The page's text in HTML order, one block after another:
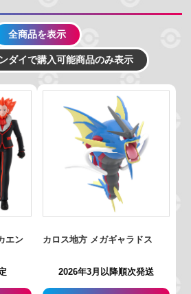
全商品を表示
ダイで購入可能商品のみ表示
エン
カロス地方 メガギャラドス
2026年3月以降順次発送